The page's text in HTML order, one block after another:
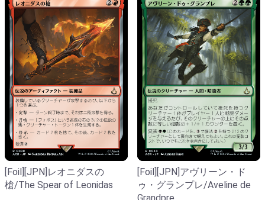
[Foil][JPN]レオニダスの
槍/The Spear of Leonidas
[Foil][JPN]アヴリーン・ド
ゥ・グランプレ/Aveline de